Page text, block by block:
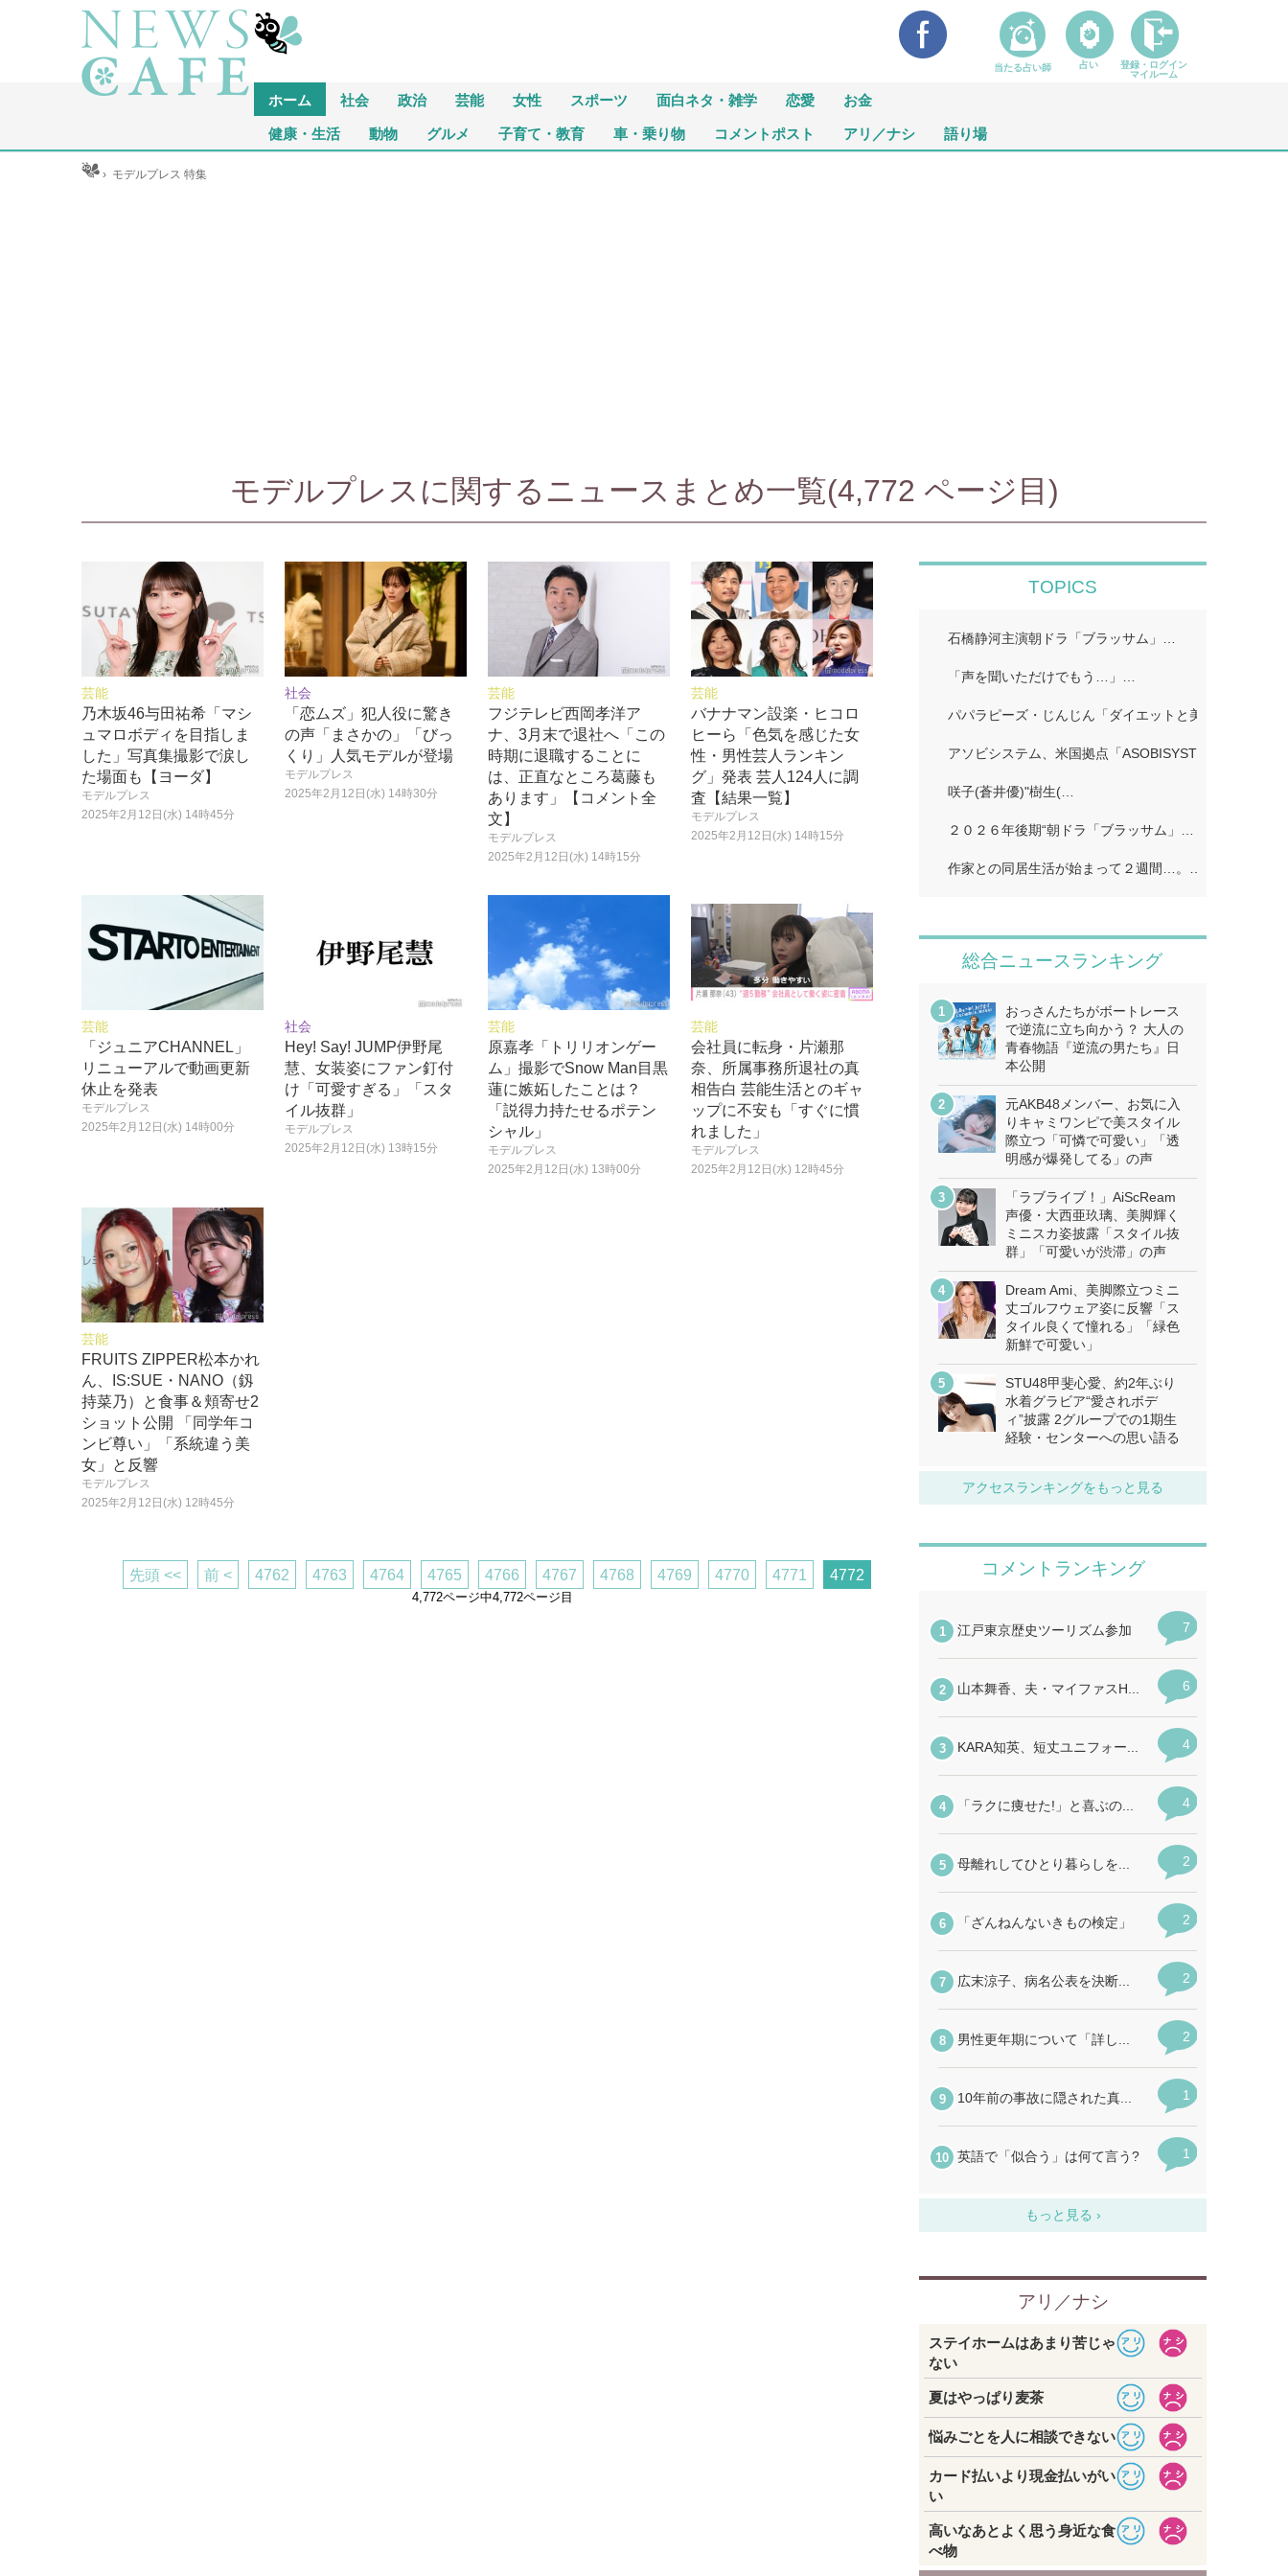
ホーム 社会 政治 芸能 女性 スポーツ 面白ネタ・雑学 恋愛 お金
健康・生活 動物 グルメ 子育て・教育 車・乗り物 コメントポスト アリ／ナシ 語り場
ホーム › モデルプレス 特集
モデルプレスに関するニュースまとめ一覧(4,772 ページ目)
芸能
乃木坂46与田祐希「マシ
ュマロボディを目指しま
した」写真集撮影で涙し
た場面も【ヨーダ】
モデルプレス
2025年2月12日(水) 14時45分
社会
「恋ムズ」犯人役に驚き
の声「まさかの」「びっ
くり」人気モデルが登場
モデルプレス
2025年2月12日(水) 14時30分
芸能
フジテレビ西岡孝洋ア
ナ、3月末で退社へ「この
時期に退職することに
は、正直なところ葛藤も
あります」【コメント全
文】
モデルプレス
2025年2月12日(水) 14時15分
芸能
バナナマン設楽・ヒコロ
ヒーら「色気を感じた女
性・男性芸人ランキン
グ」発表 芸人124人に調
査【結果一覧】
モデルプレス
2025年2月12日(水) 14時15分
芸能
「ジュニアCHANNEL」
リニューアルで動画更新
休止を発表
モデルプレス
2025年2月12日(水) 14時00分
社会
Hey! Say! JUMP伊野尾
慧、女装姿にファン釘付
け「可愛すぎる」「スタ
イル抜群」
モデルプレス
2025年2月12日(水) 13時15分
芸能
原嘉孝「トリリオンゲー
ム」撮影でSnow Man目黒
蓮に嫉妬したことは？
「説得力持たせるポテン
シャル」
モデルプレス
2025年2月12日(水) 13時00分
芸能
会社員に転身・片瀬那
奈、所属事務所退社の真
相告白 芸能生活とのギャ
ップに不安も「すぐに慣
れました」
モデルプレス
2025年2月12日(水) 12時45分
芸能
FRUITS ZIPPER松本かれ
ん、IS:SUE・NANO（釼
持菜乃）と食事＆頬寄せ2
ショット公開 「同学年コ
ンビ尊い」「系統違う美
女」と反響
モデルプレス
2025年2月12日(水) 12時45分
先頭 << 前 < 4762 4763 4764 4765 4766 4767 4768 4769 4770 4771 4772
4,772ページ中4,772ページ目
TOPICS
石橋静河主演朝ドラ「ブラッサム」…
「声を聞いただけでもう…」…
パパラピーズ・じんじん「ダイエットと美肌に超良い
アソビシステム、米国拠点「ASOBISYSTEM USA」…
咲子(蒼井優)"樹生(…
２０２６年後期“朝ドラ「ブラッサム」…
作家との同居生活が始まって２週間…。…
総合ニュースランキング
おっさんたちがボートレース
で逆流に立ち向かう？ 大人の
青春物語『逆流の男たち』日
本公開
元AKB48メンバー、お気に入
りキャミワンピで美スタイル
際立つ「可憐で可愛い」「透
明感が爆発してる」の声
「ラブライブ！」AiScReam
声優・大西亜玖璃、美脚輝く
ミニスカ姿披露「スタイル抜
群」「可愛いが渋滞」の声
Dream Ami、美脚際立つミニ
丈ゴルフウェア姿に反響「ス
タイル良くて憧れる」「緑色
新鮮で可愛い」
STU48甲斐心愛、約2年ぶり
水着グラビア“愛されボデ
ィ”披露 2グループでの1期生
経験・センターへの思い語る
アクセスランキングをもっと見る
当たる占い師 占い
登録・ログイン
マイルーム